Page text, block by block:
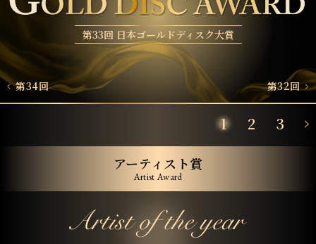
第33回 日本ゴールドディスク大賞
第34回 第32回
1 2 3
アーティスト賞
Artist Award